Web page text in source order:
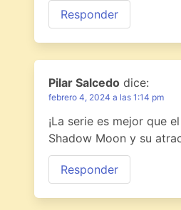
Responder
Pilar Salcedo dice:
febrero 4, 2024 a las 1:14 pm
¡La serie es mejor que
Shadow Moon y su
Responder